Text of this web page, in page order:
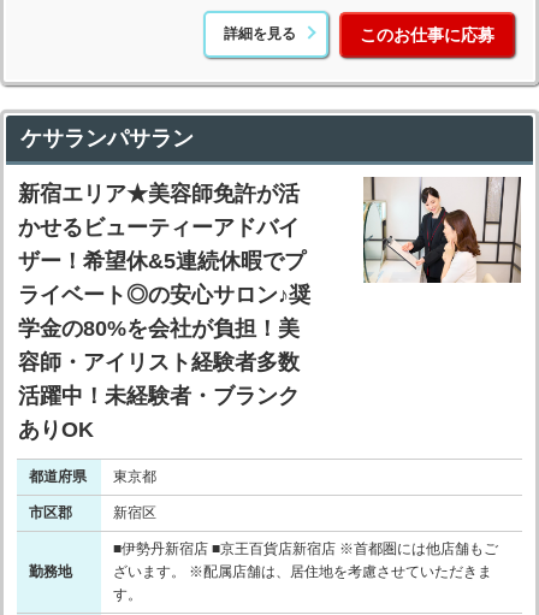
詳細を見る このお仕事に応募
ケサランパサラン
新宿エリア★美容師免許が活
かせるビューティーアドバイ
ザー！希望休&5連続休暇でプ
ライベート◎の安心サロン♪奨
学金の80%を会社が負担！美
容師・アイリスト経験者多数
活躍中！未経験者・ブランク
ありOK
都道府県 東京都
市区郡 新宿区
勤務地
■伊勢丹新宿店 ■京王百貨店新宿店 ※首都圏には他店舗もご
ざいます。 ※配属店舗は、居住地を考慮させていただきま
す。